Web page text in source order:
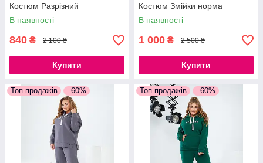
Костюм Разрізний
В наявності
840 ₴ 2 100 ₴
Купити
Костюм Змійки норма
В наявності
1 000 ₴ 2 500 ₴
Купити
Топ продажів –60% Топ продажів –60%